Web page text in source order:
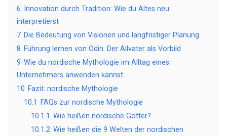
6
Innovation durch Tradition: Wie du Altes neu
interpretierst
7 Die Bedeutung von Visionen und langfristiger Planung
8 Führung lernen von Odin: Der Allvater als Vorbild
9 Wie du nordische Mythologie im Alltag eines
Unternehmers anwenden kannst
10 Fazit: nordische Mythologie
10.1
FAQs zur nordische Mythologie
10.1.1 Wie heißen nordische Götter?
10.1.2 Wie heißen die 9 Welten der nordischen